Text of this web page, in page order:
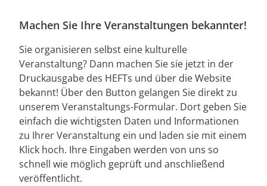
Machen Sie Ihre Veranstaltungen bekannter!
Sie organisieren selbst eine kulturelle
Veranstaltung? Dann machen Sie sie jetzt in der
Druckausgabe des HEFTs und über die Website
bekannt! Über den Button gelangen Sie direkt zu
unserem Veranstaltungs-Formular. Dort geben Sie
einfach die wichtigsten Daten und Informationen
zu Ihrer Veranstaltung ein und laden sie mit einem
Klick hoch. Ihre Eingaben werden von uns so
schnell wie möglich geprüft und anschließend
veröffentlicht.